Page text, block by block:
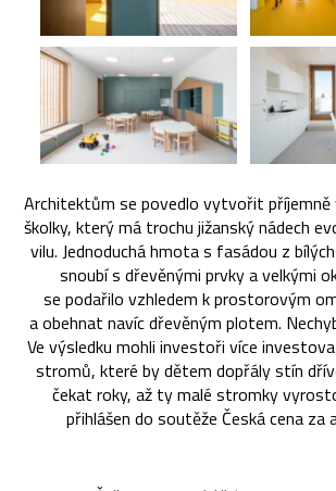
Architektům se povedlo vytvořit příjemně
školky, který má trochu jižanský nádech
vilu. Jednoduchá hmota s fasádou z
snoubí s dřevěnými prvky a velkými
se podařilo vzhledem k prostorovým
a obehnat navíc dřevěným plotem.
Ve výsledku mohli investoři více
stromů, které by dětem dopřály stín
čekat roky, až ty malé stromky
přihlášen do soutěže Česká cena za